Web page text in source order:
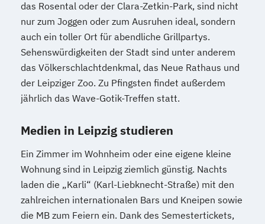
das Rosental oder der Clara-Zetkin-Park, sind nicht
nur zum Joggen oder zum Ausruhen ideal, sondern
auch ein toller Ort für abendliche Grillpartys.
Sehenswürdigkeiten der Stadt sind unter anderem
das Völkerschlachtdenkmal, das Neue Rathaus und
der Leipziger Zoo. Zu Pfingsten findet außerdem
jährlich das Wave-Gotik-Treffen statt.
Medien in Leipzig studieren
Ein Zimmer im Wohnheim oder eine eigene kleine
Wohnung sind in Leipzig ziemlich günstig. Nachts
laden die „Karli“ (Karl-Liebknecht-Straße) mit den
zahlreichen internationalen Bars und Kneipen sowie
die MB zum Feiern ein. Dank des Semestertickets,